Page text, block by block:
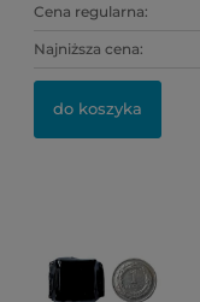
Cena regularna:
Najniższa cena:
do koszyka